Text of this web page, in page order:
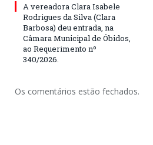
A vereadora Clara Isabele
Rodrigues da Silva (Clara
Barbosa) deu entrada, na
Câmara Municipal de Óbidos,
ao Requerimento nº
340/2026.
Os comentários estão fechados.